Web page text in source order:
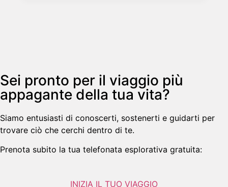
Sei pronto per il viaggio più
appagante della tua vita?
Siamo entusiasti di conoscerti, sostenerti e guidarti per
trovare ciò che cerchi dentro di te.
Prenota subito la tua telefonata esplorativa gratuita:
INIZIA IL TUO VIAGGIO